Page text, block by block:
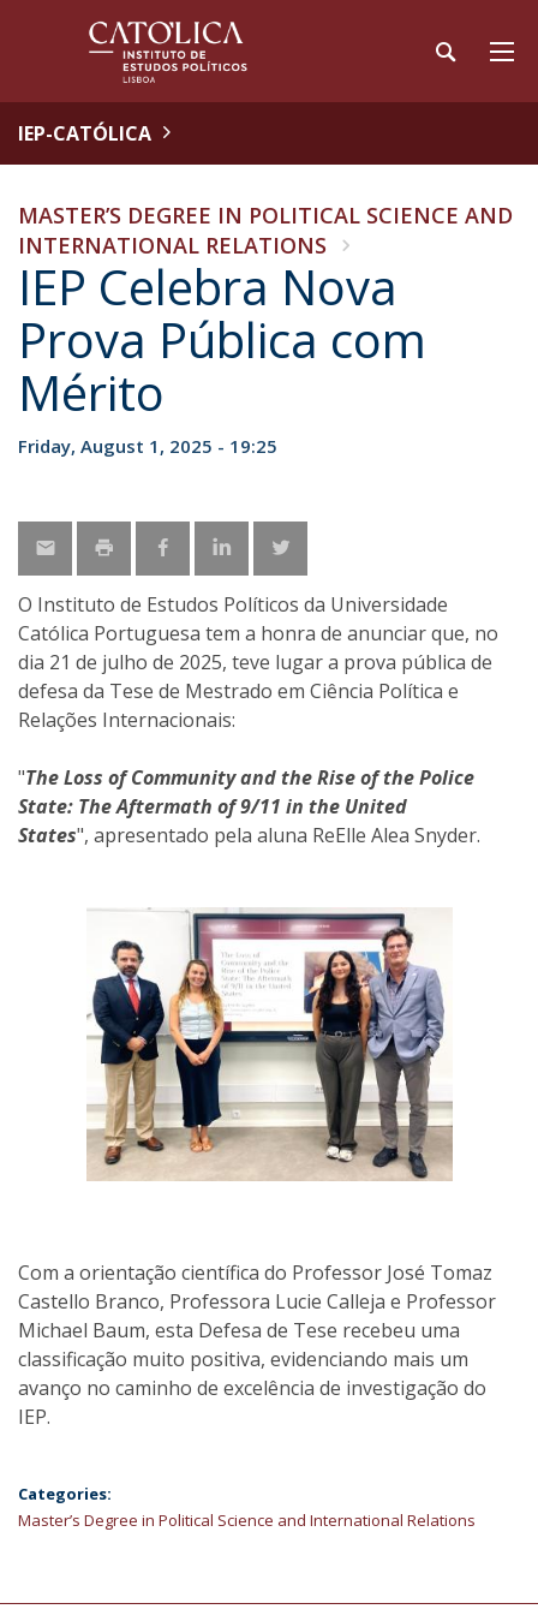
IEP-CATÓLICA
MASTER’S DEGREE IN POLITICAL SCIENCE AND
INTERNATIONAL RELATIONS
IEP Celebra Nova
Prova Pública com
Mérito
Friday, August 1, 2025 - 19:25
O Instituto de Estudos Políticos da Universidade
Católica Portuguesa tem a honra de anunciar que, no
dia 21 de julho de 2025, teve lugar a prova pública de
defesa da Tese de Mestrado em Ciência Política e
Relações Internacionais:
"The Loss of Community and the Rise of the Police
State: The Aftermath of 9/11 in the United
States", apresentado pela aluna ReElle Alea Snyder.
Com a orientação científica do Professor José Tomaz
Castello Branco, Professora Lucie Calleja e Professor
Michael Baum, esta Defesa de Tese recebeu uma
classificação muito positiva, evidenciando mais um
avanço no caminho de excelência de investigação do
IEP.
Categories:
Master’s Degree in Political Science and International Relations